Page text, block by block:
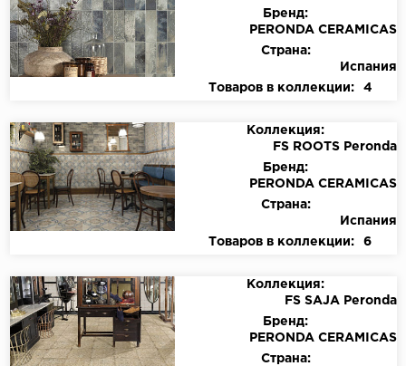
Бренд:
PERONDA CERAMICAS
Страна:
Испания
Товаров в коллекции:
4
Коллекция:
FS ROOTS Peronda
Бренд:
PERONDA CERAMICAS
Страна:
Испания
Товаров в коллекции:
6
Коллекция:
FS SAJA Peronda
Бренд:
PERONDA CERAMICAS
Страна: